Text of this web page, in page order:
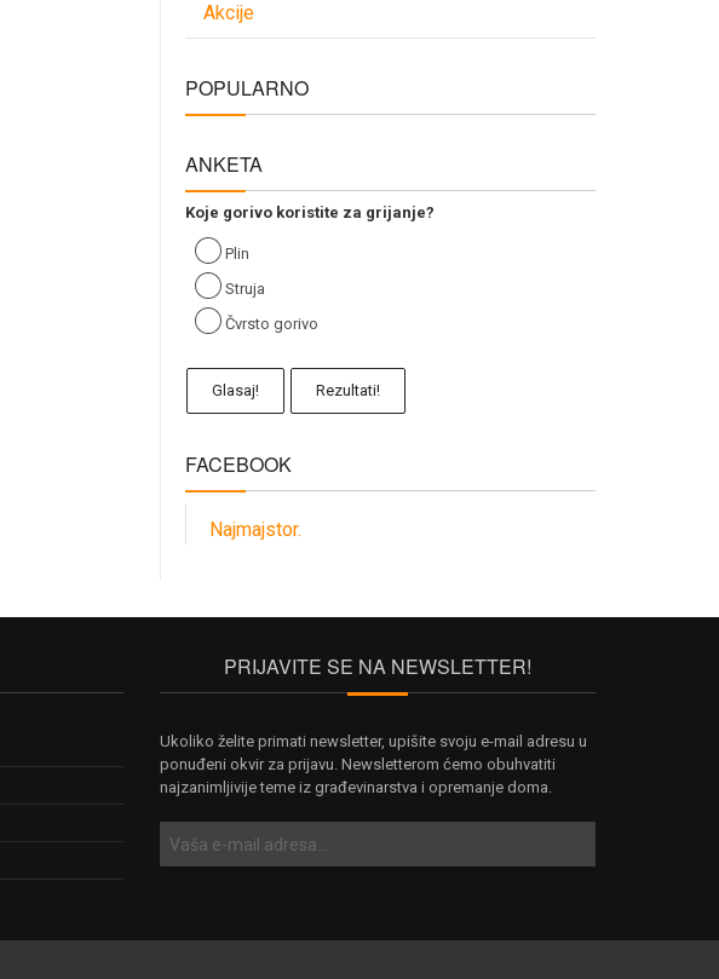
Akcije
POPULARNO
ANKETA
Koje gorivo koristite za grijanje?
Plin
Struja
Čvrsto gorivo
Glasaj! Rezultati!
FACEBOOK
Najmajstor.
PRIJAVITE SE NA NEWSLETTER!
Ukoliko želite primati newsletter, upišite svoju e-mail adresu u
ponuđeni okvir za prijavu. Newsletterom ćemo obuhvatiti
najzanimljivije teme iz građevinarstva i opremanje doma.